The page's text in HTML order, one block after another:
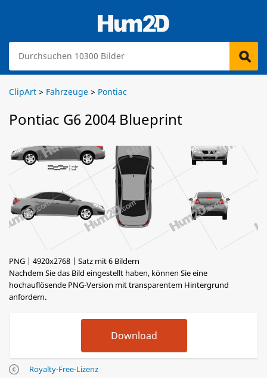
ClipArt > Fahrzeuge > Pontiac
Pontiac G6 2004 Blueprint
PNG | 4920x2768 | Satz mit 6 Bildern
Nachdem Sie das Bild eingestellt haben, können Sie eine
hochauflösende PNG-Version mit transparentem Hintergrund
anfordern.
Royalty-Free-Lizenz